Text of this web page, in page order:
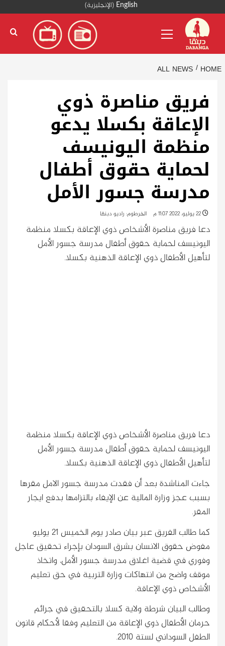
content
English
(الإنجليزية)
Menu
HOME
ALL NEWS
فريق مناصرة ذوي
الإعاقة بكسلا يدعو
منظمة اليونيسف
لحماية حقوق أطفال
مدرسة جسور الأمل
الخرطوم: راديو دبنقا
دعا فريق مناصرة الأشخاص ذوي الإعاقة بكسلا منظمة
اليونيسف لحماية حقوق أطفال مدرسة جسور الأمل
لتأهيل الأطفال ذوي الإعاقة الذهنية بكسلا.
دعا فريق مناصرة الأشخاص ذوي الإعاقة بكسلا منظمة
اليونيسف لحماية حقوق أطفال مدرسة جسور الأمل
لتأهيل الأطفال ذوي الإعاقة الذهنية بكسلا.
جاءت المناشدة بعد أن فقدت مدرسة جسور الامل مقرها
بسبب عجز وزارة المالية عن الإيفاء بالتزامها بدفع ايجار
المقر.
كما طالب الفريق عبر بيان صادر يوم الخميس 21 يوليو
مفوض حقوق الانسان بشرق السودان بإجراء تحقيق عاجل
وفوري في قضية اغلاق مدرسة جسور الأمل، واتخاذ
موقف واضح من انتهاكات وزارة التربية في حق تعليم
الأشخاص ذوي الإعاقة.
وطالب البيان شرطة ولاية كسلا بالتحقيق في جرائم
حرمان الأطفال ذوي الإعاقة من التعليم وفقا لأحكام قانون
الطفل السوداني لستة 2010.